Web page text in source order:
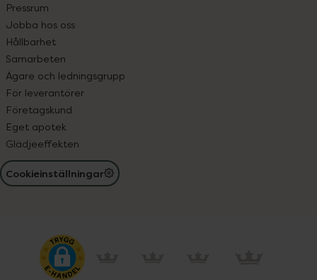
Pressrum
Jobba hos oss
Hållbarhet
Samarbeten
Ägare och ledningsgrupp
För leverantörer
Företagskund
Eget apotek
Glädjeeffekten
Cookieinställningar